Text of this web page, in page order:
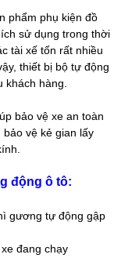
phẩm phụ kiện đồ
sử dụng trong thời
tài xế tốn rất nhiều
thiết bị bộ tự động
hàng.
bảo vệ xe an toàn
vệ kẻ gian lấy
động ô tô:
gương tự động gập
đang chạy